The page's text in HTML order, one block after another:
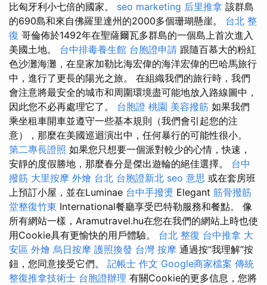
比匈牙利小七倍的國家。 seo marketing 后里推拿 該群島
的690島和來自佛羅里達州的2000多個珊瑚懸崖。 台北 整
復 哥倫佈於1492年在聖薩爾瓦多群島的一個島上首次進入
美國土地。 台中排毒養生館 台胞證申請 跟隨百慕大的粉紅
色沙灘海灘，在皇家加勒比海宏偉的海洋宏偉的巴哈馬旅行
中，進行了更長的陽光之旅。 在組織我們的旅行時，我們
會注意將最安全的城市和周圍環境盡可能地放入路線圖中，
因此您不必再處理它了。 台胞證 桃園 美容撥筋 如果我們
乘坐租車開車並遵守一些基本規則（我們會引起您的注
意），那麼在美國巡迴演出中，任何暴行的可能性很小。
第二專長證照 如果您只想要一個派對較少的心情，快速，
安靜的度假勝地，那麼春分是傑出遊輪的絕佳選擇。 台中
撥筋 大里按摩 外燴 台北 台胞證新北 seo 意思 或在套房班
上預訂小屋，並在Luminae 台中手撥燙 Elegant 筋骨撥筋
堂整復竹東 International餐廳享受巴特勒服務和餐點。 像
所有網站一樣，Aramutravel.hu在您在我們的網站上時也使
用Cookie具有更愉快的用戶體驗。 台北 整復 台中推拿 大
安區 外燴 烏日按摩 護照換發 台灣 按摩 通過按“我理解”按
鈕，您同意接受它們。 記帳士 作文 Google商家檔案 傳統
整復推拿技術士 台胞證辦理 有關Cookie的更多信息，您將